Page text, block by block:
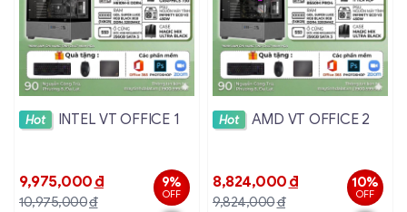
Xem chi tiết
Hot INTEL VT OFFICE 1
9,975,000đ
10,975,000đ
9%
OFF
Xem chi tiết
Hot AMD VT OFFICE 2
8,824,000đ
9,824,000đ
10%
OFF